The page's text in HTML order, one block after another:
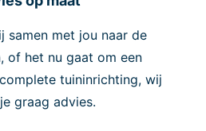
samen met jou naar de
of het nu gaat om een
tuininrichting, wij
graag advies.